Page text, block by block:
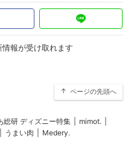
報が受け取れます
ページの先頭へ
総研 ディズニー特集 mimot.
うまい肉 Medery.